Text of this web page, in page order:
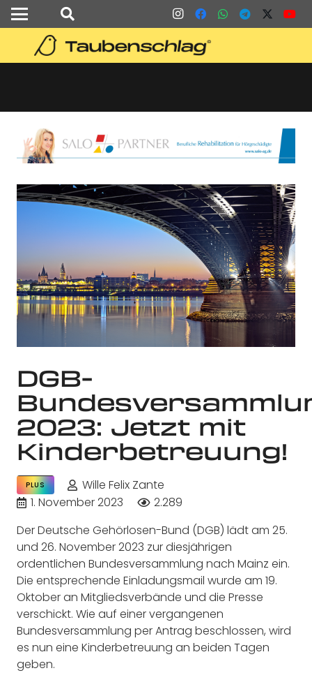
DGB-
2023: Jetzt mit
Kinderbetreuung!
PLUS
Wille Felix Zante
1. November 2023
2.289
Der Deutsche Gehörlosen-Bund (DGB) lädt am 25.
und 26. November 2023 zur diesjährigen
ordentlichen Bundesversammlung nach Mainz ein.
Die entsprechende Einladungsmail wurde am 19.
Oktober an Mitgliedsverbände und die Presse
verschickt. Wie auf einer vergangenen
Bundesversammlung per Antrag beschlossen, wird
es nun eine Kinderbetreuung an beiden Tagen
geben.